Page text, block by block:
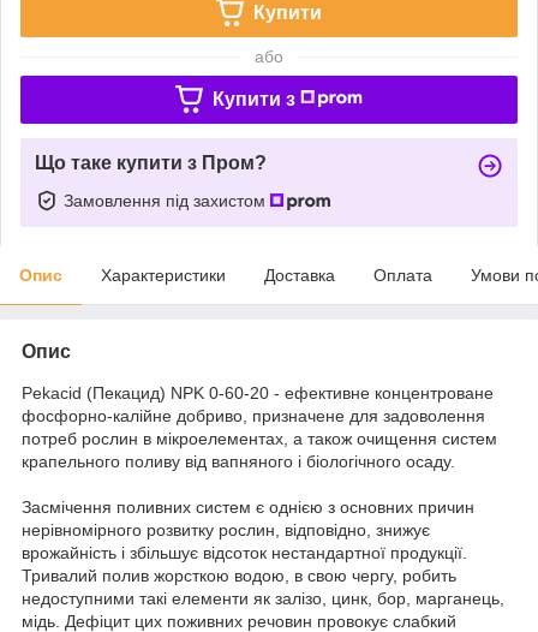
Купити
або
Купити з
Що таке купити з Пром?
Замовлення під захистом
Опис Характеристики Доставка Оплата Умови
Опис
Pekacid (Пекацид) NPK 0-60-20 - ефективне концентроване
фосфорно-калійне добриво, призначене для задоволення
потреб рослин в мікроелементах, а також очищення систем
крапельного поливу від вапняного і біологічного осаду.
Засмічення поливних систем є однією з основних причин
нерівномірного розвитку рослин, відповідно, знижує
врожайність і збільшує відсоток нестандартної продукції.
Тривалий полив жорсткою водою, в свою чергу, робить
недоступними такі елементи як залізо, цинк, бор, марганець,
мідь. Дефіцит цих поживних речовин провокує слабкий